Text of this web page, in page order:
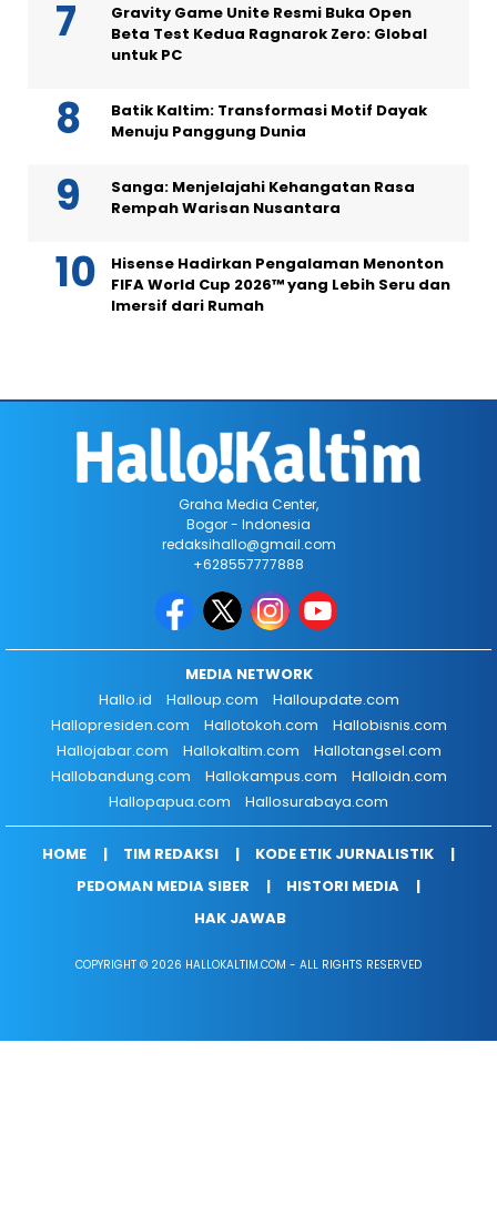
Gravity Game Unite Resmi Buka Open
Beta Test Kedua Ragnarok Zero: Global
untuk PC
Batik Kaltim: Transformasi Motif Dayak
Menuju Panggung Dunia
Sanga: Menjelajahi Kehangatan Rasa
Rempah Warisan Nusantara
Hisense Hadirkan Pengalaman Menonton
FIFA World Cup 2026™ yang Lebih Seru dan
Imersif dari Rumah
Graha Media Center,
Bogor - Indonesia
redaksihallo@gmail.com
+628557777888
MEDIA NETWORK
Hallo.id
Halloup.com
Halloupdate.com
Hallopresiden.com
Hallotokoh.com
Hallobisnis.com
Hallojabar.com
Hallokaltim.com
Hallotangsel.com
Hallobandung.com
Hallokampus.com
Halloidn.com
Hallopapua.com
Hallosurabaya.com
HOME TIM REDAKSI
KODE ETIK JURNALISTIK
PEDOMAN MEDIA SIBER
HISTORI MEDIA
HAK JAWAB
COPYRIGHT © 2026 HALLOKALTIM.COM - ALL RIGHTS RESERVED